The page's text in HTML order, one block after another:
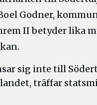
Godner,
II betyder lika
sig inte till
träffar